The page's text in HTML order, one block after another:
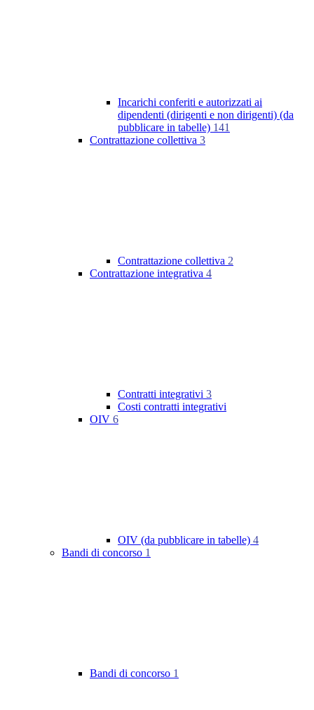
Incarichi conferiti e autorizzati ai
dipendenti (dirigenti e non dirigenti) (da
pubblicare in tabelle) 141
Contrattazione collettiva 3
Contrattazione collettiva 2
Contrattazione integrativa 4
Contratti integrativi 3
Costi contratti integrativi
OIV 6
OIV (da pubblicare in tabelle) 4
Bandi di concorso 1
Bandi di concorso 1